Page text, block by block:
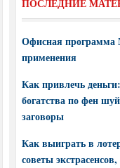
Офисная программа
применения
Как привлечь
богатства по фен
заговоры
Как выиграть в
советы